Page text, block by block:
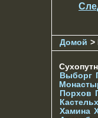
Домой >
Выборг
Порхов
Хамина